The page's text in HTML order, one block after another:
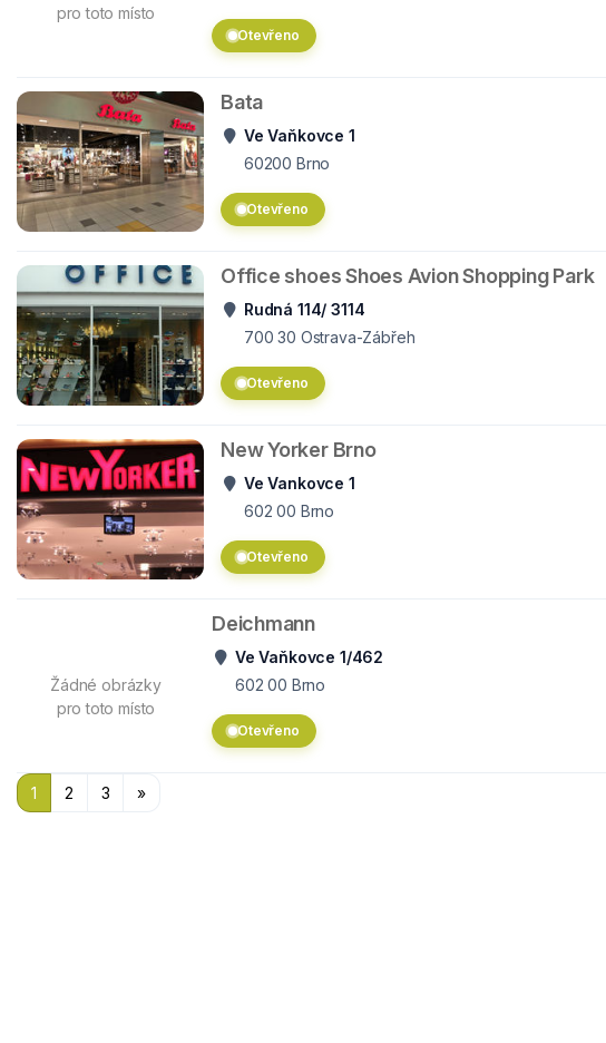
pro toto místo
Otevřeno
Bata
Ve Vaňkovce 1
60200 Brno
Otevřeno
Office shoes Shoes Avion Shopping Park
Rudná 114/ 3114
700 30 Ostrava-Zábřeh
Otevřeno
New Yorker Brno
Ve Vankovce 1
602 00 Brno
Otevřeno
Žádné obrázky
pro toto místo
Deichmann
Ve Vaňkovce 1/462
602 00 Brno
Otevřeno
1 2 3 »